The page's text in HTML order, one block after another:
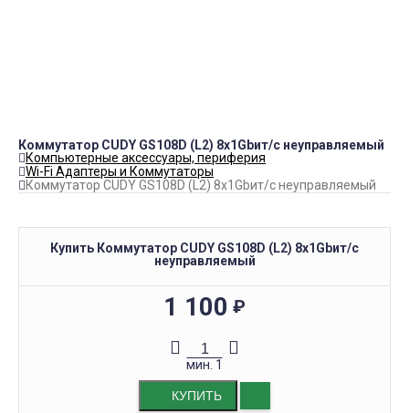
Коммутатор CUDY GS108D (L2) 8x1Gbит/с неуправляемый
Компьютерные аксессуары, периферия
Wi-Fi Адаптеры и Коммутаторы
Коммутатор CUDY GS108D (L2) 8x1Gbит/с неуправляемый
Купить Коммутатор CUDY GS108D (L2) 8x1Gbит/с
неуправляемый
1 100 ₽
мин. 1
КУПИТЬ